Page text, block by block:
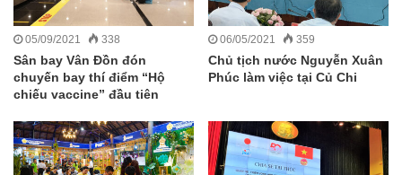
05/09/2021 338
Sân bay Vân Đồn đón
chuyến bay thí điểm “Hộ
chiếu vaccine” đầu tiên
06/05/2021 359
Chủ tịch nước Nguyễn Xuân
Phúc làm việc tại Củ Chi